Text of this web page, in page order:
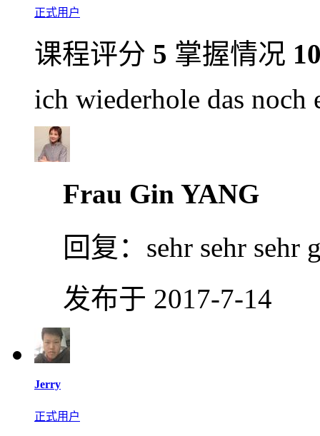
正式用户
课程评分 5 掌握情况
ich wiederhole das noch
Frau Gin YANG
回复： sehr sehr sehr
发布于 2017-7-14
Jerry
正式用户